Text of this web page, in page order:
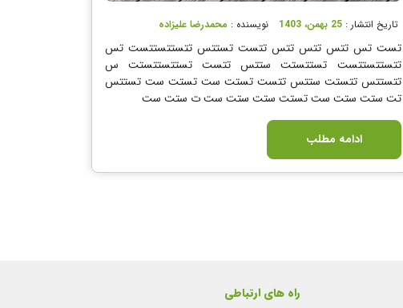
تاریخ انتشار :25 بهمن، 1403 نویسنده : محمدرضا علیزاده
تست تس تتس تتس تتس تتست تستتس تتستتستتست تس
تتستتستتست تستتستت ستتس تتست تستتستتستت س
تتستتس تتستت ستتس تتست تستت ست تستت ست تستتس
تت ستت ستت ست تستت ستت ستت ست ت ستت ست
ادامه مطلب
راه های ارتباطی